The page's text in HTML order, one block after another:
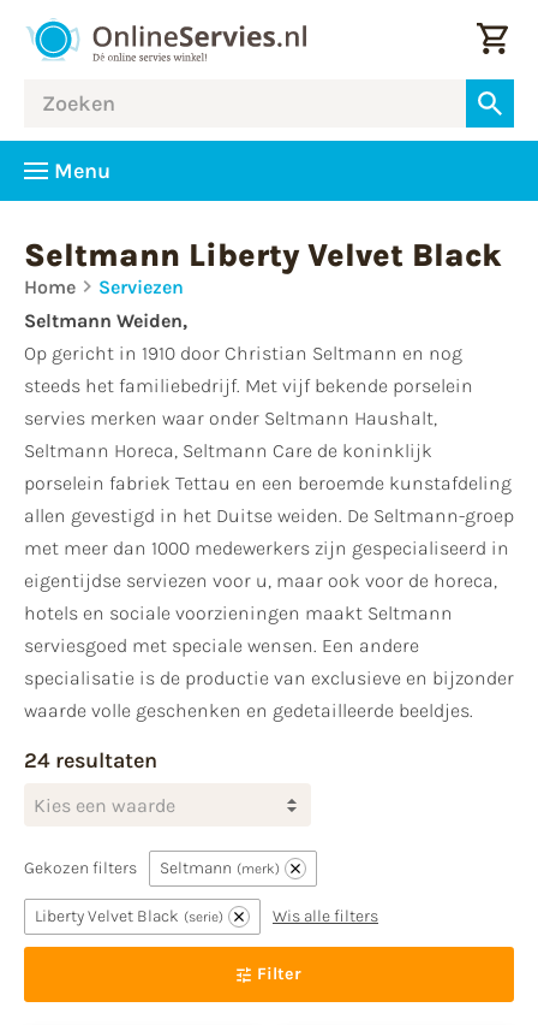
Menu
Seltmann Liberty Velvet Black
Home
Serviezen
Seltmann Weiden,
Op gericht in 1910 door Christian Seltmann en nog
steeds het familiebedrijf. Met vijf bekende porselein
servies merken waar onder Seltmann Haushalt,
Seltmann Horeca, Seltmann Care de koninklijk
porselein fabriek Tettau en een beroemde kunstafdeling
allen gevestigd in het Duitse weiden. De Seltmann-groep
met meer dan 1000 medewerkers zijn gespecialiseerd in
eigentijdse serviezen voor u, maar ook voor de horeca,
hotels en sociale voorzieningen maakt Seltmann
serviesgoed met speciale wensen. Een andere
specialisatie is de productie van exclusieve en bijzonder
waarde volle geschenken en gedetailleerde beeldjes.
24 resultaten
Kies een waarde
Gekozen filters Seltmann merk
Liberty Velvet Black serie Wis alle filters
Filter